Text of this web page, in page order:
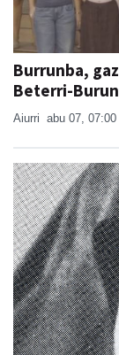
Burrunba,
Beterri-
Aiurri abu 07, 07:00